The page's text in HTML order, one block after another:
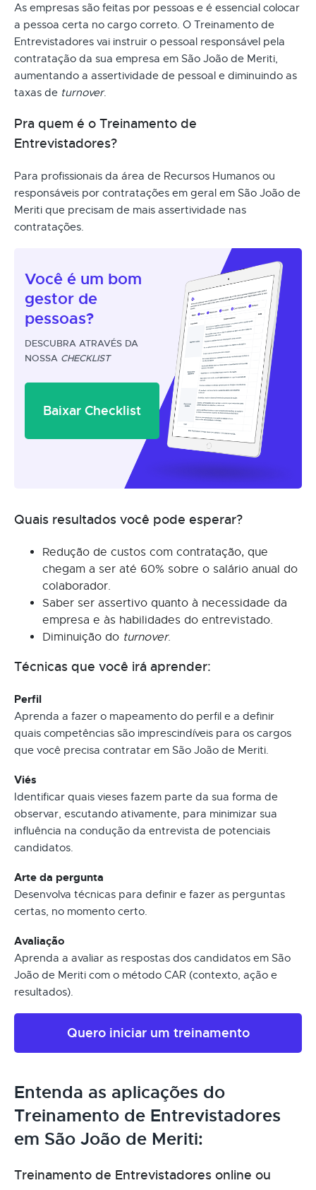
As empresas são feitas por pessoas e é essencial colocar
a pessoa certa no cargo correto. O Treinamento de
Entrevistadores vai instruir o pessoal responsável pela
contratação da sua empresa em São João de Meriti,
aumentando a assertividade de pessoal e diminuindo as
taxas de turnover.
Pra quem é o Treinamento de
Entrevistadores?
Para profissionais da área de Recursos Humanos ou
responsáveis por contratações em geral em São João de
Meriti que precisam de mais assertividade nas
contratações.
Você é um bom
gestor de
pessoas?
DESCUBRA ATRAVÉS DA
NOSSA CHECKLIST
Baixar Checklist
Quais resultados você pode esperar?
Redução de custos com contratação, que
chegam a ser até 60% sobre o salário anual do
colaborador.
Saber ser assertivo quanto à necessidade da
empresa e às habilidades do entrevistado.
Diminuição do turnover.
Técnicas que você irá aprender:
Perfil
Aprenda a fazer o mapeamento do perfil e a definir
quais competências são imprescindíveis para os cargos
que você precisa contratar em São João de Meriti.
Viés
Identificar quais vieses fazem parte da sua forma de
observar, escutando ativamente, para minimizar sua
influência na condução da entrevista de potenciais
candidatos.
Arte da pergunta
Desenvolva técnicas para definir e fazer as perguntas
certas, no momento certo.
Avaliação
Aprenda a avaliar as respostas dos candidatos em São
João de Meriti com o método CAR (contexto, ação e
resultados).
Quero iniciar um treinamento
Entenda as aplicações do
Treinamento de Entrevistadores
em São João de Meriti:
Treinamento de Entrevistadores online ou